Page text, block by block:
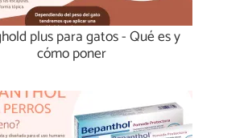
plus para gatos - Qué es y
cómo poner